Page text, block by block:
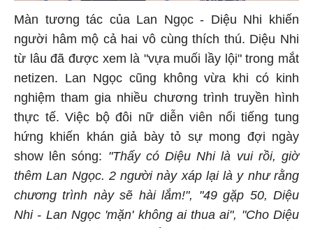
Màn tương tác của Lan Ngọc - Diệu Nhi khiến
người hâm mộ cả hai vô cùng thích thú. Diệu Nhi
từ lâu đã được xem là "vựa muối lầy lội" trong mắt
netizen. Lan Ngọc cũng không vừa khi có kinh
nghiệm tham gia nhiều chương trình truyền hình
thực tế. Việc bộ đôi nữ diễn viên nổi tiếng tung
hứng khiến khán giả bày tỏ sự mong đợi ngày
show lên sóng: "Thấy có Diệu Nhi là vui rồi, giờ
thêm Lan Ngọc. 2 người này xáp lại là y như rằng
chương trình này sẽ hài lắm!", "49 gặp 50, Diệu
Nhi - Lan Ngọc 'mặn' không ai thua ai", "Cho Diệu